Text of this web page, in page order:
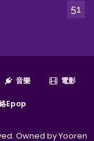
51
音樂 電影
epop
Owned by Yooren